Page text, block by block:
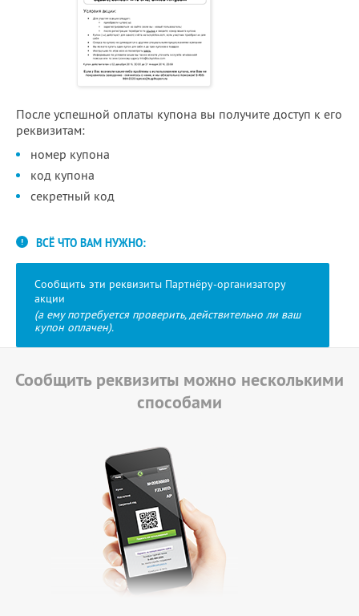
После успешной оплаты купона вы получите доступ к его
реквизитам:
номер купона
код купона
секретный код
ВСЁ ЧТО ВАМ НУЖНО:
Сообщить эти реквизиты Партнёру-организатору
акции
(а ему потребуется проверить, действительно ли ваш
купон оплачен).
Сообщить реквизиты можно несколькими
способами